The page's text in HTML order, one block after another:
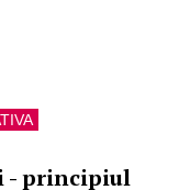
- principiul